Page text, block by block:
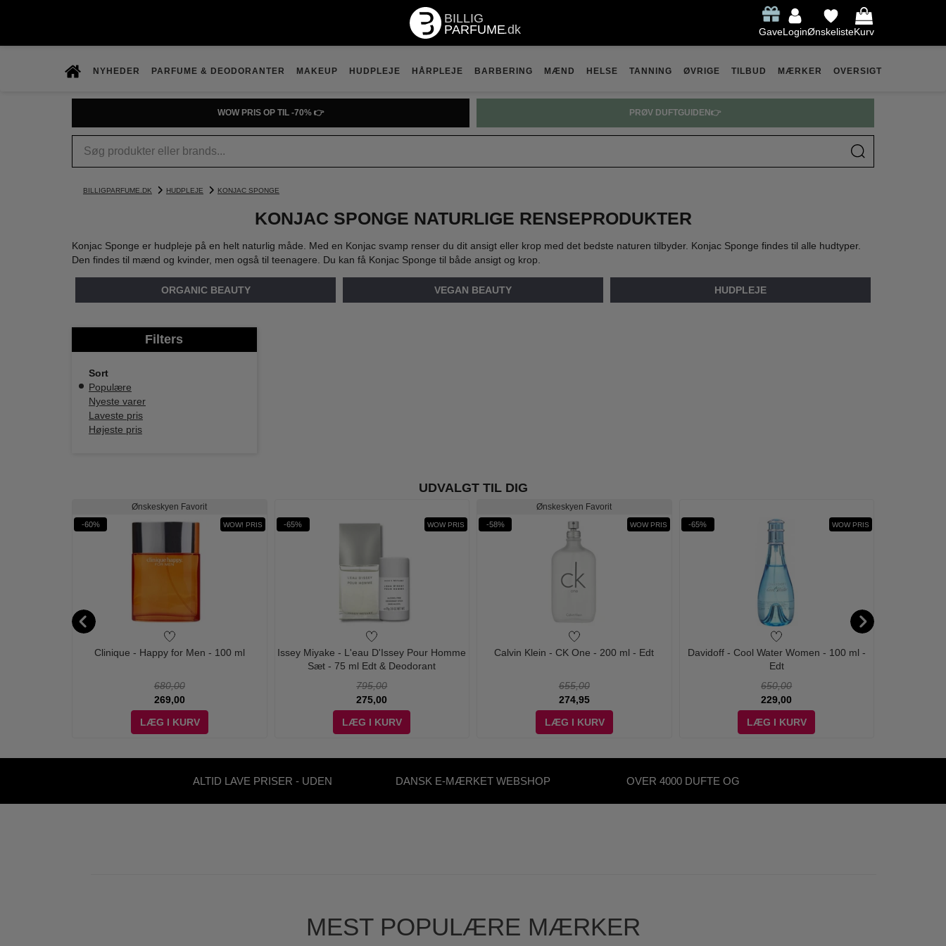
GaveLoginØnskelisteKurv
NYHEDER PARFUME & DEODORANTER MAKEUP HUDPLEJE HÅRPLEJE BARBERING MÆND HELSE TANNING ØVRIGE TILBUD MÆRKER OVERSIGT
WOW PRIS OP TIL -70% 👉 PRØV DUFTGUIDEN👉
BILLIGPARFUME.DK HUDPLEJE KONJAC SPONGE
KONJAC SPONGE NATURLIGE RENSEPRODUKTER
Konjac Sponge er hudpleje på en helt naturlig måde. Med en Konjac svamp renser du dit ansigt eller krop med det bedste naturen tilbyder. Konjac Sponge findes til alle hudtyper.
Den findes til mænd og kvinder, men også til teenagere. Du kan få Konjac Sponge til både ansigt og krop.
ORGANIC BEAUTY VEGAN BEAUTY HUDPLEJE
Filters
Sort
Populære
Nyeste varer
Laveste pris
Højeste pris
UDVALGT TIL DIG
Ønskeskyen Favorit
-60% WOW! PRIS
Clinique - Happy for Men - 100 ml
680,00
269,00
LÆG I KURV
-65% WOW PRIS
Issey Miyake - L'eau D'Issey Pour Homme
Sæt - 75 ml Edt & Deodorant
795,00
275,00
LÆG I KURV
Ønskeskyen Favorit
-58% WOW PRIS
Calvin Klein - CK One - 200 ml - Edt
655,00
274,95
LÆG I KURV
-65% WOW PRIS
Davidoff - Cool Water Women - 100 ml -
Edt
650,00
229,00
LÆG I KURV
ALTID LAVE PRISER - UDEN DANSK E-MÆRKET WEBSHOP OVER 4000 DUFTE OG
MEST POPULÆRE MÆRKER